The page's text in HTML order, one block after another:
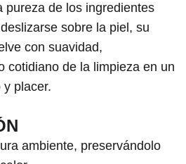
pureza de los ingredientes
sobre la piel, su
con suavidad,
cotidiano de la limpieza en un
y placer.
ambiente, preservándolo